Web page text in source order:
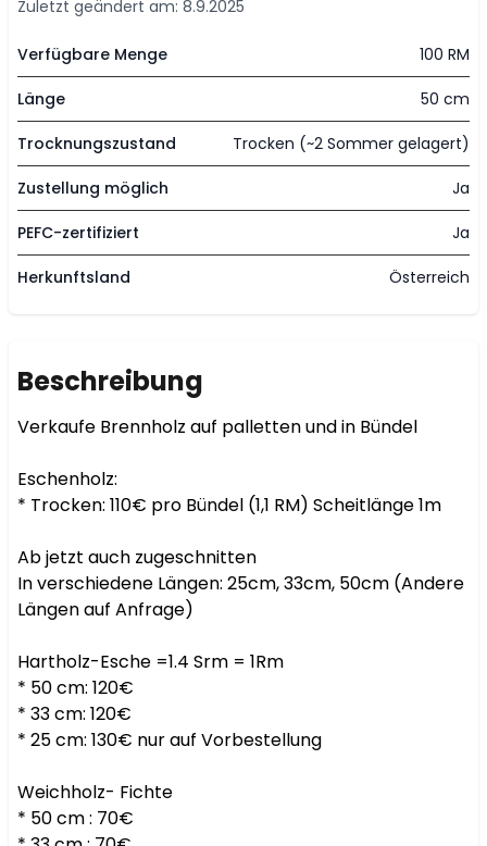
Zuletzt geändert am: 8.9.2025
Verfügbare Menge 100 RM
Länge 50 cm
Trocknungszustand Trocken (~2 Sommer gelagert)
Zustellung möglich Ja
PEFC-zertifiziert Ja
Herkunftsland Österreich
Beschreibung
Verkaufe Brennholz auf palletten und in Bündel
Eschenholz:
* Trocken: 110€ pro Bündel (1,1 RM) Scheitlänge 1m
Ab jetzt auch zugeschnitten
In verschiedene Längen: 25cm, 33cm, 50cm (Andere
Längen auf Anfrage)
Hartholz-Esche =1.4 Srm = 1Rm
* 50 cm: 120€
* 33 cm: 120€
* 25 cm: 130€ nur auf Vorbestellung
Weichholz- Fichte
* 50 cm : 70€